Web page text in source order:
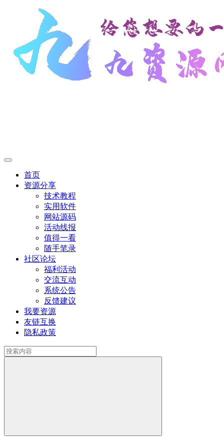
首页
资源分享
技术教程
实用软件
网站源码
活动线报
值得一看
随手笔录
社区论坛
福利活动
交流互动
系统公告
反馈建议
我要资源
友链互换
隐私政策